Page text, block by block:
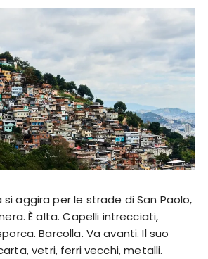
si aggira per le strade di San Paolo,
nera. È alta. Capelli intrecciati,
Barcolla. Va avanti. Il suo
vetri, ferri vecchi, metalli.